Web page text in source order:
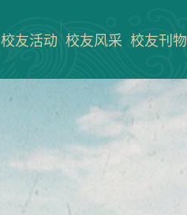
校友活动 校友风采 校友刊物